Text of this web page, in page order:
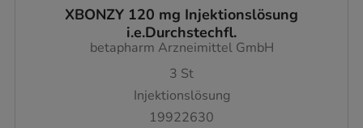
XBONZY 120 mg Injektionslösung
i.e.Durchstechfl.
betapharm Arzneimittel GmbH
3 St
Injektionslösung
19922630